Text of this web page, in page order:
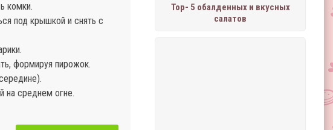
Тор- 5 обалденных и вкусных
салатов
комки.
под крышкой и снять с
формируя пирожок.
на среднем огне.